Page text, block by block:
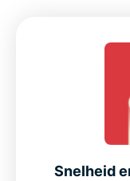
Snelheid